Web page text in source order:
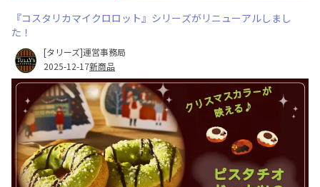
『コスタリカマイクロロット』シリーズがリニューアルしまし
た！
[タリーズ]運営事務局
2025-12-17新商品